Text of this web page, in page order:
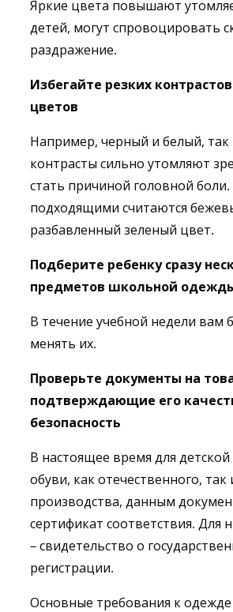
Яркие цвета повышают
детей, могут спровоцировать
раздражение.
Избегайте резких
цветов
Например, черный и белый, так
контрасты сильно утомляют
стать причиной головной
подходящими считаются
разбавленный зеленый цвет.
Подберите ребенку сразу
предметов школьной
В течение учебной недели вам
менять их.
Проверьте документы на
подтверждающие его
безопасность
В настоящее время для
обуви, как отечественного,
производства, данным
сертификат соответствия. Для
– свидетельство о
регистрации.
Основные требования к